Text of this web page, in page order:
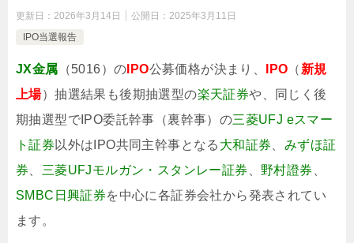
更新日： 2026年3月14日 公開日： 2025年3月11日
IPO当選報告
JX金属 （5016）の IPO公募価格が決まり、 IPO （ 新規
上場）抽選結果も後期抽選型の楽天証券や、同じく後
期抽選型でIPO委託幹事（裏幹事）の三菱UFJ eスマー
ト証券 以外はIPO共同主幹事となる 大和証券
みずほ証
券
三菱UFJモルガン・スタンレー証券 野村證券
SMBC日興証券を中心に各証券会社から発表されてい
ます。